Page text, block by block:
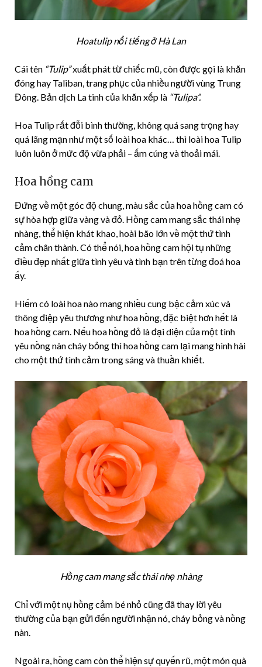
Hoatulip nổi tiếng ở Hà Lan
Cái tên “Tulip”xuất phát từ chiếc mũ, còn được gọi là khăn
đóng hay Taliban, trang phục của nhiều người vùng Trung
Đông. Bản dịch La tinh của khăn xếp là “Tulipa”.
Hoa Tulip rất đỗi bình thường, không quá sang trọng hay
quá lãng mạn như một số loài hoa khác… thì loài hoa Tulip
luôn luôn ở mức độ vừa phải – ấm cúng và thoải mái.
Hoa hồng cam
Đứng về một góc độ chung, màu sắc của hoa hồng cam có
sự hòa hợp giữa vàng và đỏ. Hồng cam mang sắc thái nhẹ
nhàng, thể hiện khát khao, hoài bão lớn về một thứ tình
cảm chân thành. Có thể nói, hoa hồng cam hội tụ những
điều đẹp nhất giữa tình yêu và tình bạn trên từng đoá hoa
ấy.
Hiếm có loài hoa nào mang nhiều cung bậc cảm xúc và
thông điệp yêu thương như hoa hồng, đặc biệt hơn hết là
hoa hồng cam. Nếu hoa hồng đỏ là đại diện của một tình
yêu nồng nàn cháy bỏng thì hoa hồng cam lại mang hình hài
cho một thứ tình cảm trong sáng và thuần khiết.
Hồng cam mang sắc thái nhẹ nhàng
Chỉ với một nụ hồng cảm bé nhỏ cũng đã thay lời yêu
thường của bạn gửi đến người nhận nó, cháy bỏng và nồng
nàn.
Ngoài ra, hồng cam còn thể hiện sự quyến rũ, một món quà